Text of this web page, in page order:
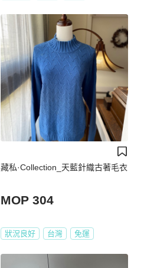
藏私·Collection_天藍針織古著毛衣
MOP 304
狀況良好 台灣 免運